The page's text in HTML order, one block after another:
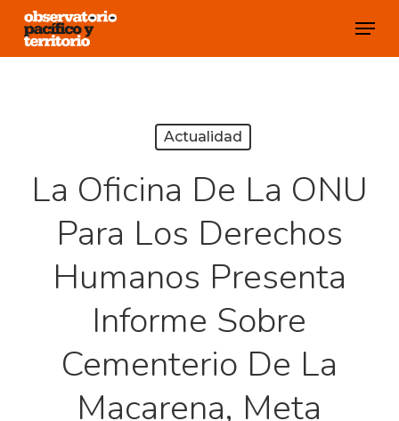
Skip
Menu
Actualidad
La Oficina De La ONU
Para Los Derechos
Humanos Presenta
Informe Sobre
Cementerio De La
Macarena, Meta
Close